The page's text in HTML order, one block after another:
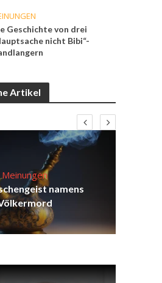
Geschichte von drei
nicht Bibi“-
Artikel
Meinungen
namens